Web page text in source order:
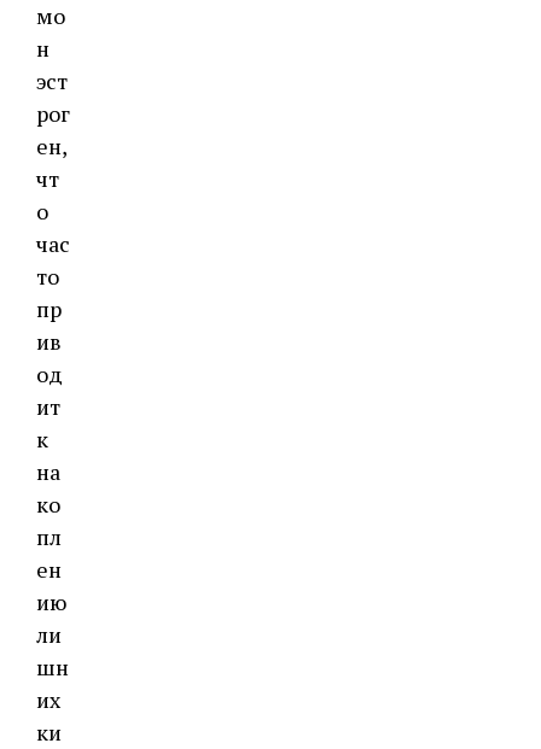
мо
н
эст
рог
ен,
чт
о
час
то
пр
ив
од
ит
к
на
ко
пл
ен
ию
ли
шн
их
ки